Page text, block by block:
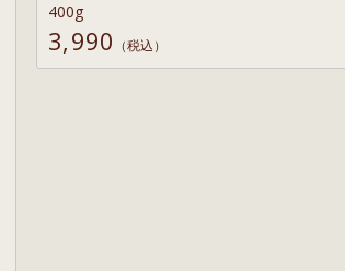
400g
3,990 （税込）